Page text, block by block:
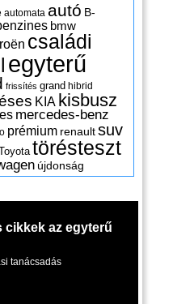
automata autó B-
bmw
családi
egyterű
frissítés grand hibrid
KIA kisbusz
mercedes-benz
prémium renaultsuv
törésteszt
újdonság
cikkek az egyterű
tanácsadás